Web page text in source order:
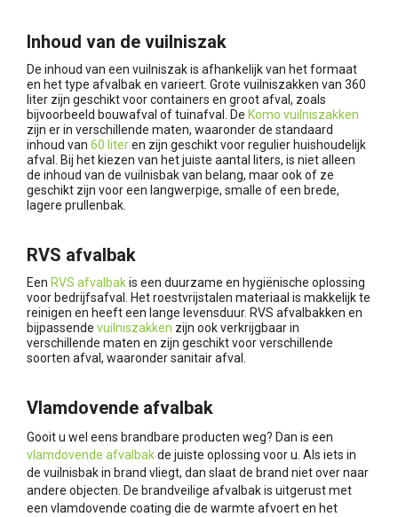
Inhoud van de vuilniszak
De inhoud van een vuilniszak is afhankelijk van het formaat
en het type afvalbak en varieert. Grote vuilniszakken van 360
liter zijn geschikt voor containers en groot afval, zoals
bijvoorbeeld bouwafval of tuinafval. De Komo vuilniszakken
zijn er in verschillende maten, waaronder de standaard
inhoud van 60 literen zijn geschikt voor regulier huishoudelijk
afval. Bij het kiezen van het juiste aantal liters, is niet alleen
de inhoud van de vuilnisbak van belang, maar ook of ze
geschikt zijn voor een langwerpige, smalle of een brede,
lagere prullenbak.
RVS afvalbak
Een RVS afvalbakis een duurzame en hygiënische oplossing
voor bedrijfsafval. Het roestvrijstalen materiaal is makkelijk te
reinigen en heeft een lange levensduur. RVS afvalbakken en
bijpassende vuilniszakken zijn ook verkrijgbaar in
verschillende maten en zijn geschikt voor verschillende
soorten afval, waaronder sanitair afval.
Vlamdovende afvalbak
Gooit u wel eens brandbare producten weg? Dan is een
vlamdovende afvalbakde juiste oplossing voor u. Als iets in
de vuilnisbak in brand vliegt, dan slaat de brand niet over naar
andere objecten. De brandveilige afvalbak is uitgerust met
een vlamdovende coating die de warmte afvoert en het